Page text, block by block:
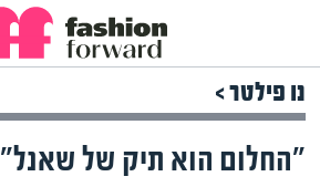
נו פילטר >
"החלום הוא תיק של שאנל"